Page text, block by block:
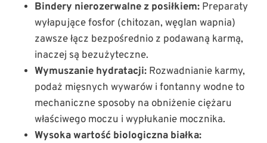
Bindery nierozerwalne z posiłkiem: Preparaty
wyłapujące fosfor (chitozan, węglan wapnia)
zawsze łącz bezpośrednio z podawaną karmą,
inaczej są bezużyteczne.
Wymuszanie hydratacji: Rozwadnianie karmy,
podaż mięsnych wywarów i fontanny wodne to
mechaniczne sposoby na obniżenie ciężaru
właściwego moczu i wypłukanie mocznika.
Wysoka wartość biologiczna białka: